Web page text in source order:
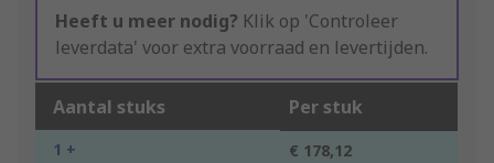
Heeft u meer nodig? Klik op 'Controleer
leverdata' voor extra voorraad en levertijden.
Aantal stuks Per stuk
1 + € 178,12